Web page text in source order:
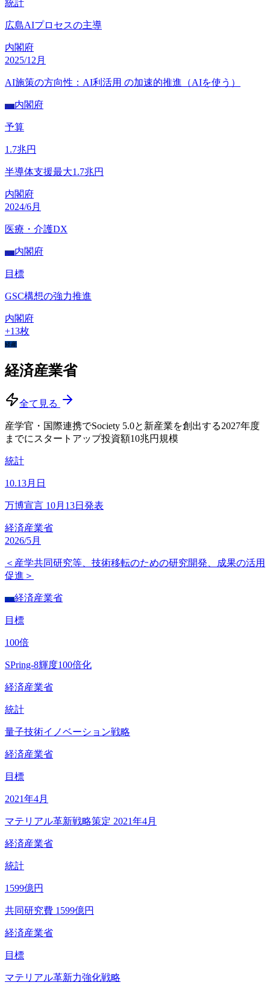
統計
広島AIプロセスの主導
内閣府
2025/12月
AI施策の方向性：AI利活用 の加速的推進（AIを使う）
内閣 内閣府
予算
1.7兆円
半導体支援最大1.7兆円
内閣府
2024/6月
医療・介護DX
内閣 内閣府
目標
GSC構想の強力推進
内閣府
+13枚
経産
経済産業省
全て見る
産学官・国際連携でSociety 5.0と新産業を創出する2027年度
までにスタートアップ投資額10兆円規模
統計
10.13月日
万博宣言 10月13日発表
経済産業省
2026/5月
＜産学共同研究等、技術移転のための研究開発、成果の活用
促進＞
経産経済産業省
目標
100倍
SPring-8輝度100倍化
経済産業省
統計
量子技術イノベーション戦略
経済産業省
目標
2021年4月
マテリアル革新戦略策定 2021年4月
経済産業省
統計
1599億円
共同研究費 1599億円
経済産業省
目標
マテリアル革新力強化戦略